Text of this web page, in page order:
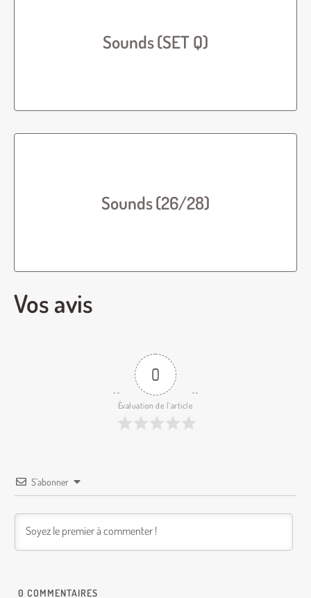
Sounds (SET Q)
Sounds (26/28)
Vos avis
0
Évaluation de l'article
S’abonner
0 COMMENTAIRES